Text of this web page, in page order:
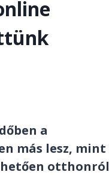
a
más lesz, mint
otthonról